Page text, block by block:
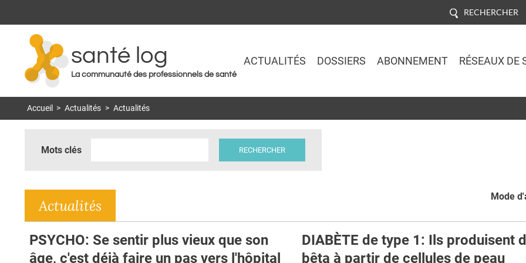
RECHERCHER
santé log
La communauté des professionnels de santé
ACTUALITÉS DOSSIERS ABONNEMENT RÉSEAUX DE
Accueil > Actualités > Actualités
Mots clés
Mode
Actualités
PSYCHO: Se sentir plus vieux que son
âge, c'est déjà faire un pas vers l'hôpital
DIABÈTE de type 1: Ils produisent
bêta à partir de cellules de peau